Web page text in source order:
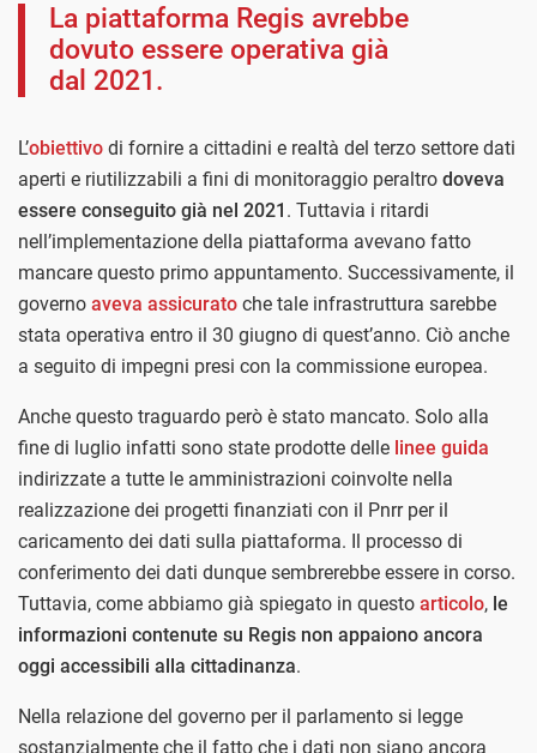
La piattaforma Regis avrebbe
dovuto essere operativa già
dal 2021.
L’obiettivo di fornire a cittadini e realtà del terzo settore dati
aperti e riutilizzabili a fini di monitoraggio peraltro doveva
essere conseguito già nel 2021 . Tuttavia i ritardi
nell’implementazione della piattaforma avevano fatto
mancare questo primo appuntamento. Successivamente, il
governo aveva assicurato che tale infrastruttura sarebbe
stata operativa entro il 30 giugno di quest’anno. Ciò anche
a seguito di impegni presi con la commissione europea.
Anche questo traguardo però è stato mancato. Solo alla
fine di luglio infatti sono state prodotte delle linee guida
indirizzate a tutte le amministrazioni coinvolte nella
realizzazione dei progetti finanziati con il Pnrr per il
caricamento dei dati sulla piattaforma. Il processo di
conferimento dei dati dunque sembrerebbe essere in corso.
Tuttavia, come abbiamo già spiegato in questo articolo, le
informazioni contenute su Regis non appaiono ancora
oggi accessibili alla cittadinanza.
Nella relazione del governo per il parlamento si legge
sostanzialmente che il fatto che i dati non siano ancora